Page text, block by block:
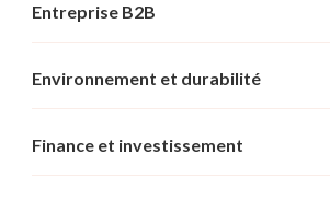
Entreprise B2B
Environnement et durabilité
Finance et investissement